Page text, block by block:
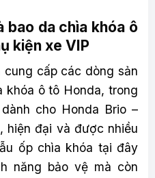
bao da chìa khóa ô
kiện xe VIP
cung cấp các dòng sản
khóa ô tô Honda, trong
cho Honda Brio –
hiện đại và được nhiều
ốp chìa khóa tại đây
năng bảo vệ mà còn